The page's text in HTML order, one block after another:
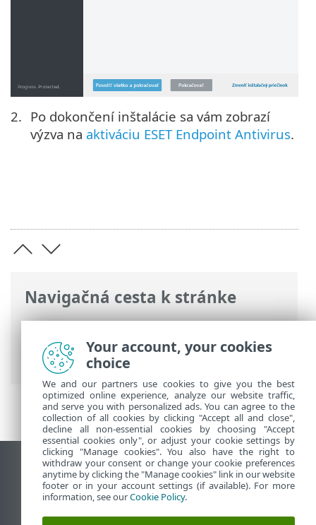
Navigačná cesta k stránke
ESET Online pomocník>ESET Endpoint
Antivirus
>Inštalácia/aktualizácia>
Inštalácia (.exe)
Po dokončení inštalácie sa vám zobrazí
výzva na aktiváciu ESET Endpoint Antivirus.
Zobraziť stránku ako na počítači
End of Life
Databáza znalostí ESET
Your account, your cookies
choice
We and our partners use cookies to give you the best
optimized online experience, analyze our website traffic,
and serve you with personalized ads. You can agree to the
collection of all cookies by clicking "Accept all and close",
decline all non-essential cookies by choosing "Accept
essential cookies only", or adjust your cookie settings by
clicking "Manage cookies". You also have the right to
withdraw your consent or change your cookie preferences
anytime by clicking the "Manage cookies" link in our website
footer or in your account settings (if available). For more
information, see ourCookie Policy.